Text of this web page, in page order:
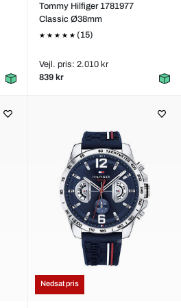
Tommy Hilfiger 1781977
Classic Ø38mm
(15)
Vejl. pris: 2.010 kr
839 kr
Nedsat pris